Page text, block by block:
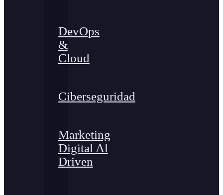
DevOps
&
Cloud
Ciberseguridad
Marketing
Digital Al
Driven